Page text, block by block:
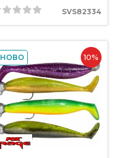
SVS82334
НОВО 10%